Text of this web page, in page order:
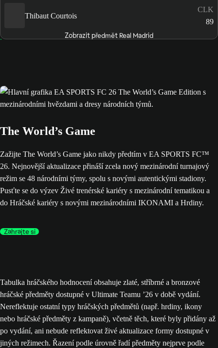
Thibaut Courtois
CLK
89
Zobrazit předmět Real Madrid
The World’s Game
Zažijte The World’s Game jako nikdy předtím v EA SPORTS FC™
26. Nejnovější aktualizace přináší zcela nový mezinárodní turnajový
režim se 48 národními týmy, spolu s novými autentickými stadiony.
Pusťte se do výzev Živé trenérské kariéry s mezinárodní tematikou a
do Hráčské kariéry s novými mezinárodními IKONAMI a Hrdiny.
Zahrajte si
Tabulka hráčského hodnocení obsahuje zlaté, stříbrné a bronzové
hráčské předměty dostupné v Ultimate Teamu ’26 v době vydání.
Nereflektuje ostatní typy hráčských předmětů (např. hrdiny, ikony
nebo hráčské předměty z kampaně), včetně těch, které byly přidány až
po vydání, ani nebude reflektovat živé aktualizace formy dostupné v
jiných režimech. Řazení podle úrovně řadí předměty nejprve podle